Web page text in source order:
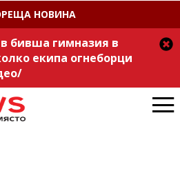
НОВИНА
бивша гимназия в
екипа огнеборци